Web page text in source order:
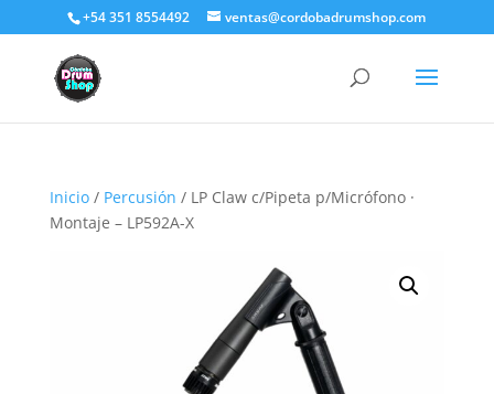
+54 351 8554492 ventas@cordobadrumshop.com
Inicio/ Percusión / LP Claw c/Pipeta p/Micrófono ·
Montaje – LP592A-X